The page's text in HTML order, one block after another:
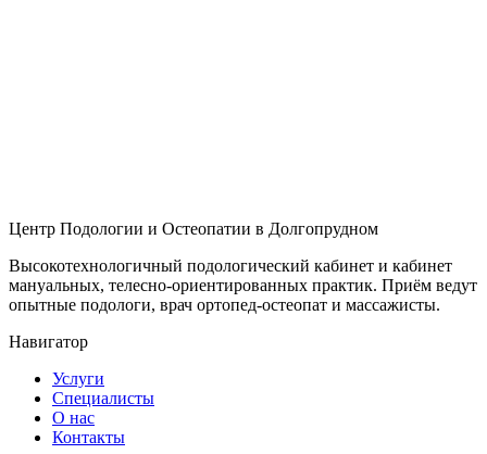
Центр Подологии и Остеопатии в Долгопрудном
Высокотехнологичный подологический кабинет и кабинет
мануальных, телесно-ориентированных практик. Приём ведут
опытные подологи, врач ортопед-остеопат и массажисты.
Навигатор
Услуги
Специалисты
О нас
Контакты